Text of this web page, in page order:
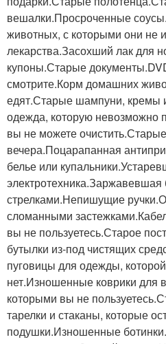
вешалки.Просроченные
животных, с которыми они не
лекарства.Засохший лак для
купоны.Старые
смотрите.Корм домашних
едят.Старые шампуни, кремы
одежда, которую невозможно
вы не можете
вечера.Поцарапанная
белье или
стрелками.Непишущие
сломанными
вы не пользуетесь.Старое
бутылки из-под чистящих
пуговицы для одежды,
нет.Изношенные коврики для
которыми вы не
тарелки и стаканы, которые
подушки.Изношенные